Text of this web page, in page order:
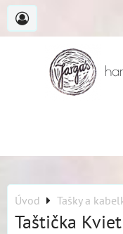
Úvod Tašky a
Taštička